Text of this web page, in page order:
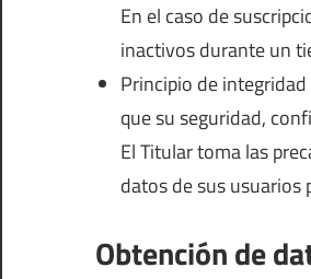
En el caso de
inactivos durante un
Principio de
que su seguridad,
El Titular toma las
datos de sus usuarios
Obtención de